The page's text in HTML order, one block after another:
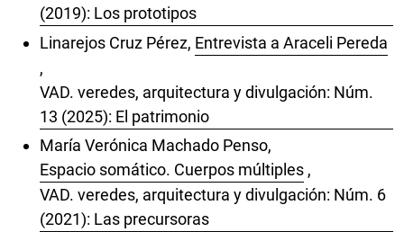
(2019): Los prototipos
Linarejos Cruz Pérez, Entrevista a Araceli Pereda
,
VAD. veredes, arquitectura y divulgación: Núm.
13 (2025): El patrimonio
María Verónica Machado Penso,
Espacio somático. Cuerpos múltiples ,
VAD. veredes, arquitectura y divulgación: Núm. 6
(2021): Las precursoras